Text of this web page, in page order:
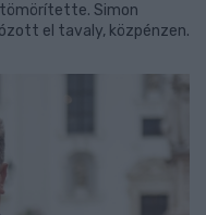
Simon
el tavaly, közpénzen.